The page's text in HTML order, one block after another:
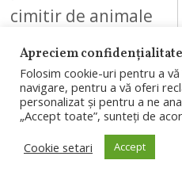
cimitir de animale
Gârbăului. Zona
destinată
cimitirului va avea
8.610 metri
Apreciem
Folosim cookie-uri pentru a
navigare, pentru a vă oferi
personalizat și pentru a ne
„Accept toate”, sunteți de
Cookie setari
Accept